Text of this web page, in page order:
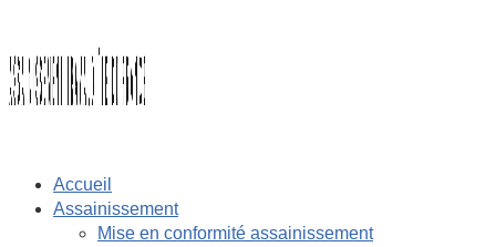
Accueil
Assainissement
Mise en conformité assainissement